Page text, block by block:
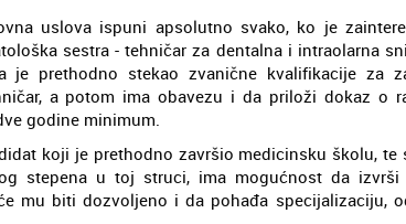
uslova ispuni apsolutno svako, ko je
sestra - tehničar za dentalna i intraolarna
prethodno stekao zvanične kvalifikacije za
a potom ima obavezu i da priloži dokaz o
godine minimum.
koji je prethodno završio medicinsku školu, te
stepena u toj struci, ima mogućnost da izvrši
mu biti dozvoljeno i da pohađa specijalizaciju,